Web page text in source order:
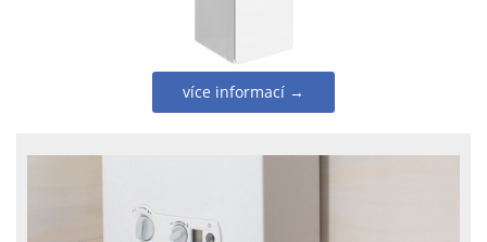
více informací →